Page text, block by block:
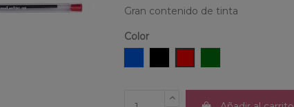
Gran contenido de tinta
Color